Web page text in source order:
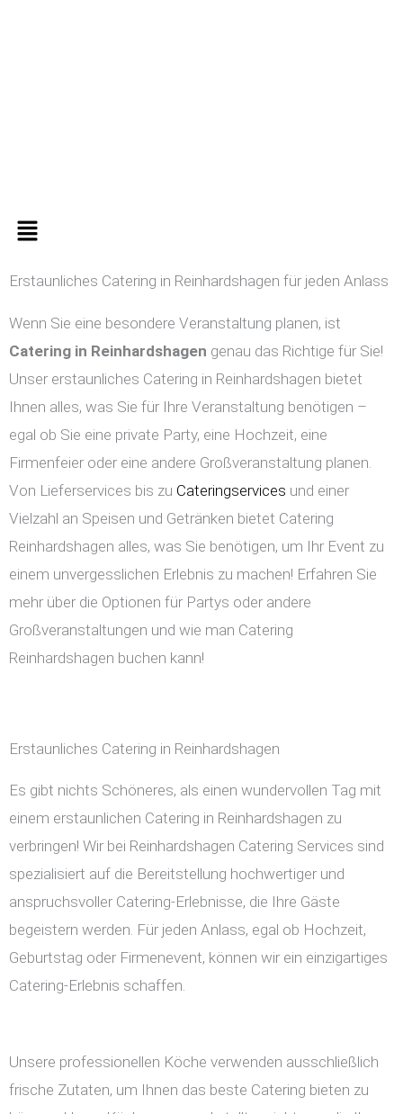
Menü
Erstaunliches Catering in Reinhardshagen für jeden Anlass
Wenn Sie eine besondere Veranstaltung planen, ist
Catering in Reinhardshagen genau das Richtige für Sie!
Unser erstaunliches Catering in Reinhardshagen bietet
Ihnen alles, was Sie für Ihre Veranstaltung benötigen –
egal ob Sie eine private Party, eine Hochzeit, eine
Firmenfeier oder eine andere Großveranstaltung planen.
Von Lieferservices bis zu Cateringservices und einer
Vielzahl an Speisen und Getränken bietet Catering
Reinhardshagen alles, was Sie benötigen, um Ihr Event zu
einem unvergesslichen Erlebnis zu machen! Erfahren Sie
mehr über die Optionen für Partys oder andere
Großveranstaltungen und wie man Catering
Reinhardshagen buchen kann!
Erstaunliches Catering in Reinhardshagen
Es gibt nichts Schöneres, als einen wundervollen Tag mit
einem erstaunlichen Catering in Reinhardshagen zu
verbringen! Wir bei Reinhardshagen Catering Services sind
spezialisiert auf die Bereitstellung hochwertiger und
anspruchsvoller Catering-Erlebnisse, die Ihre Gäste
begeistern werden. Für jeden Anlass, egal ob Hochzeit,
Geburtstag oder Firmenevent, können wir ein einzigartiges
Catering-Erlebnis schaffen.
Unsere professionellen Köche verwenden ausschließlich
frische Zutaten, um Ihnen das beste Catering bieten zu